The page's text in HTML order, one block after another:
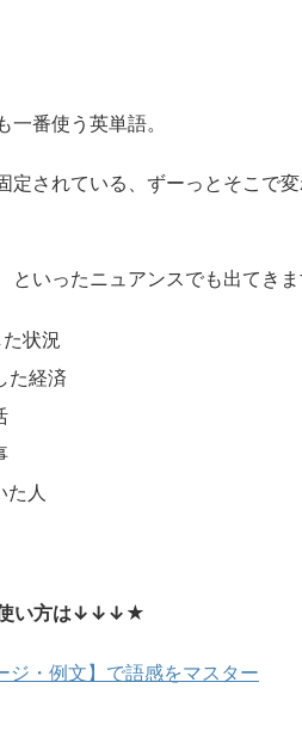
一番使う英単語。
定されている、ずーっとそこで
といったニュアンスでも出てきま
た状況
た経済
た人
使い方は↓↓↓★
・例文】で語感をマスター